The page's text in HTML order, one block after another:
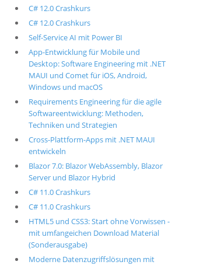
C# 12.0 Crashkurs
C# 12.0 Crashkurs
Self-Service AI mit Power BI
App-Entwicklung für Mobile und
Desktop: Software Engineering mit .NET
MAUI und Comet für iOS, Android,
Windows und macOS
Requirements Engineering für die agile
Softwareentwicklung: Methoden,
Techniken und Strategien
Cross-Plattform-Apps mit .NET MAUI
entwickeln
Blazor 7.0: Blazor WebAssembly, Blazor
Server und Blazor Hybrid
C# 11.0 Crashkurs
C# 11.0 Crashkurs
HTML5 und CSS3: Start ohne Vorwissen -
mit umfangeichen Download Material
(Sonderausgabe)
Moderne Datenzugriffslösungen mit